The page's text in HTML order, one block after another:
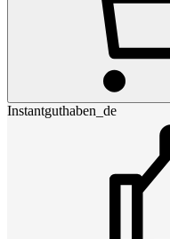
Instantguthaben_de